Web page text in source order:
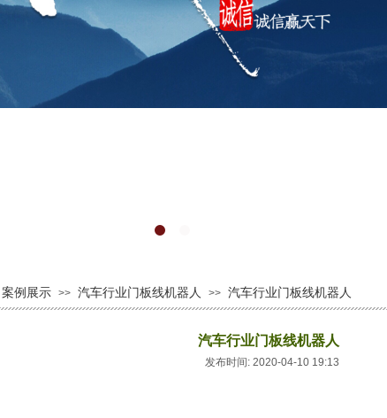
案例展示 >> 汽车行业门板线机器人 >> 汽车行业门板线机器人
汽车行业门板线机器人
发布时间: 2020-04-10 19:13